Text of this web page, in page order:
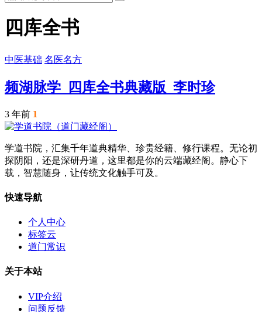
四库全书
中医基础 名医名方
频湖脉学_四库全书典藏版_李时珍
3 年前 1
学道书院，汇集千年道典精华、珍贵经籍、修行课程。无论初
探阴阳，还是深研丹道，这里都是你的云端藏经阁。静心下
载，智慧随身，让传统文化触手可及。
快速导航
个人中心
标签云
道门常识
关于本站
VIP介绍
问题反馈